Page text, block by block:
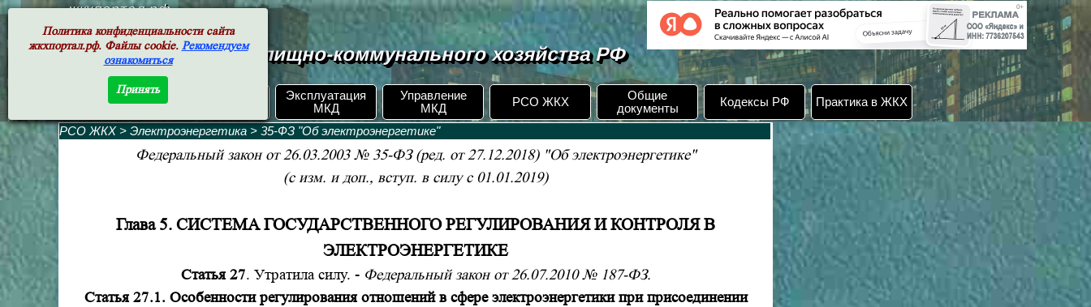
ЖКХ РФ.
Эксплуатация
МКД
Управление
МКД
РСО ЖКХ
Общие
документы
Кодексы РФ Практика в ЖКХ
Документы жилищно-коммунального хозяйства РФ
жкхпортал.рф
РСО ЖКХ>Электроэнергетика >35-ФЗ "Об электроэнергетике"
Федеральный закон от 26.03.2003 № 35-ФЗ (ред. от 27.12.2018) "Об электроэнергетике"
(с изм. и доп., вступ. в силу с 01.01.2019)
Глава 5. СИСТЕМА ГОСУДАРСТВЕННОГО РЕГУЛИРОВАНИЯ И КОНТРОЛЯ В
ЭЛЕКТРОЭНЕРГЕТИКЕ
Статья 27. Утратила силу. - Федеральный закон от 26.07.2010 № 187-ФЗ.
Статья 27.1. Особенности регулирования отношений в сфере электроэнергетики при присоединении
Политика конфиденциальности сайта
жкхпортал.рф. Файлы cookie. Рекомендуем
ознакомиться
Принять